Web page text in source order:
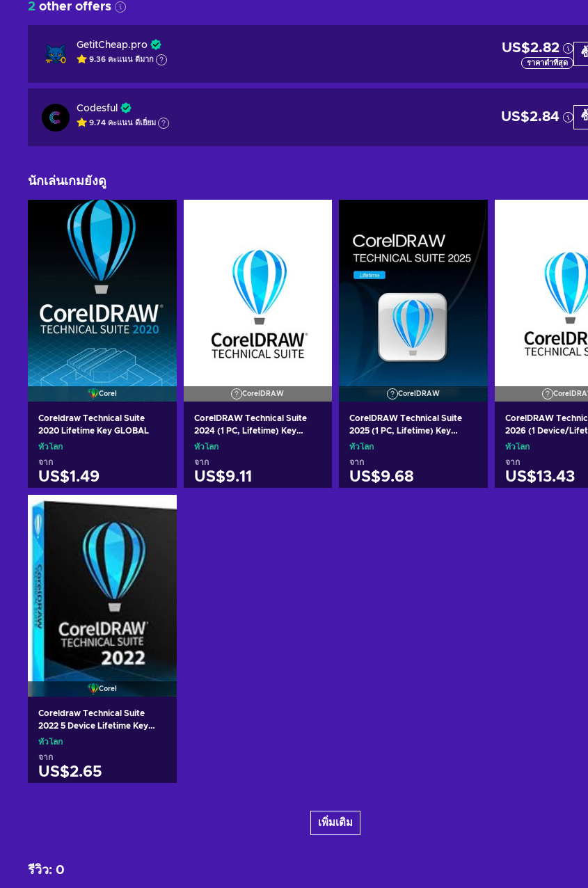
2 other offers
GetitCheap.pro
9.36 คะแนน ดีมาก
US$2.82
ราคาต่ำที่สุด
Codesful
9.74 คะแนน ดีเยี่ยม US$2.84
นักเล่นเกมยังดู
Corel
Coreldraw Technical Suite
2020 Lifetime Key GLOBAL
ทั่วโลก
จาก
US$1.49
หยิบใส่ตะกร้า
ดูข้อเสนอ
CorelDRAW
CorelDRAW Technical Suite
2024 (1 PC, Lifetime) Key
GLOBAL
ทั่วโลก
จาก
US$9.11
CorelDRAW
CorelDRAW Technical Suite
2025 (1 PC, Lifetime) Key
GLOBAL
ทั่วโลก
จาก
US$9.68
CorelDRAW
2026 (1 Device/
GLOBAL
ทั่วโลก
จาก
US$13.43
Corel
Coreldraw Technical Suite
2022 5 Device Lifetime Key
GLOBAL
ทั่วโลก
จาก
US$2.65
เพิ่มเติม
รีวิว: 0